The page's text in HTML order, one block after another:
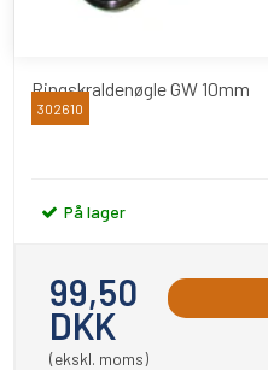
Ringskraldenøgle GW 10mm
BATO
302610
På lager
99,50
DKK
(ekskl. moms)